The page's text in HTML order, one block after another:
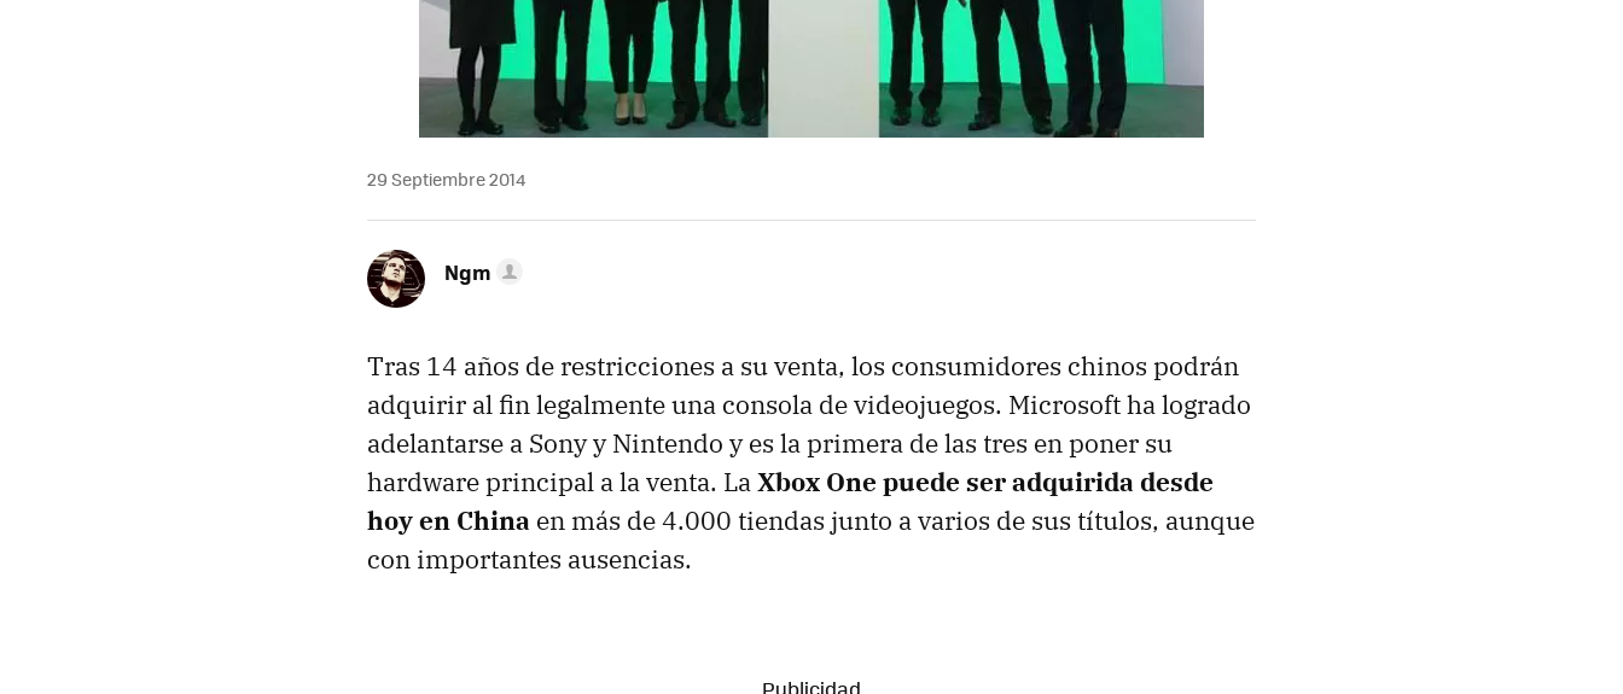
29 Septiembre 2014
Ngm
Tras 14 años de restricciones a su venta, los consumidores chinos podrán
adquirir al fin legalmente una consola de videojuegos. Microsoft ha logrado
adelantarse a Sony y Nintendo y es la primera de las tres en poner su
hardware principal a la venta. LaXbox One puede ser adquirida desde
hoy en China en más de 4.000 tiendas junto a varios de sus títulos, aunque
con importantes ausencias.